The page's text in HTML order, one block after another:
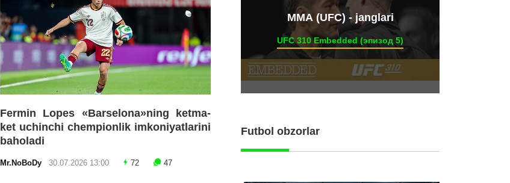
Fermin Lopes «Barselona»ning ketma-
ket uchinchi chempionlik imkoniyatlarini
baholadi
Mr.NoBoDy 30.07.2026 13:00 72 47
ММА (UFC) - janglari
UFC 310 Embedded (эпизод 5)
Futbol obzorlar